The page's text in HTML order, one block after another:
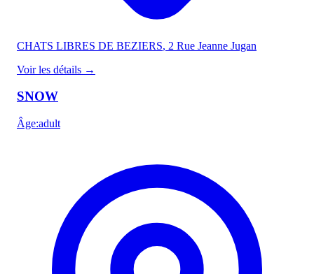
CHATS LIBRES DE BEZIERS, 2 Rue Jeanne Jugan
Voir les détails →
SNOW
Âge:adult